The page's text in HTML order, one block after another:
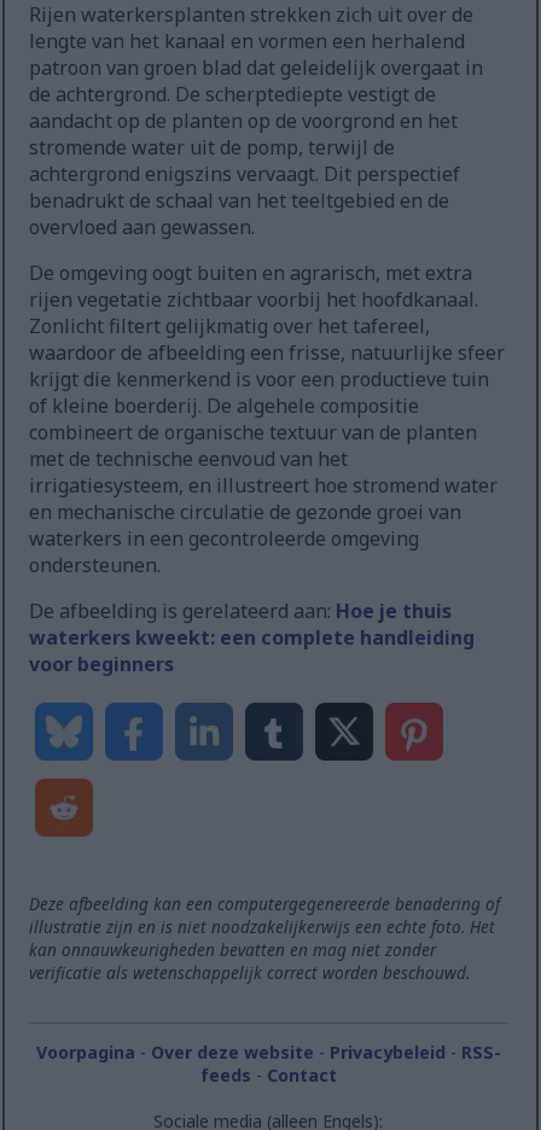
Rijen waterkersplanten strekken zich uit over de
lengte van het kanaal en vormen een herhalend
patroon van groen blad dat geleidelijk overgaat in
de achtergrond. De scherptediepte vestigt de
aandacht op de planten op de voorgrond en het
stromende water uit de pomp, terwijl de
achtergrond enigszins vervaagt. Dit perspectief
benadrukt de schaal van het teeltgebied en de
overvloed aan gewassen.
De omgeving oogt buiten en agrarisch, met extra
rijen vegetatie zichtbaar voorbij het hoofdkanaal.
Zonlicht filtert gelijkmatig over het tafereel,
waardoor de afbeelding een frisse, natuurlijke sfeer
krijgt die kenmerkend is voor een productieve tuin
of kleine boerderij. De algehele compositie
combineert de organische textuur van de planten
met de technische eenvoud van het
irrigatiesysteem, en illustreert hoe stromend water
en mechanische circulatie de gezonde groei van
waterkers in een gecontroleerde omgeving
ondersteunen.
De afbeelding is gerelateerd aan: Hoe je thuis
waterkers kweekt: een complete handleiding
voor beginners
Deze afbeelding kan een computergegenereerde benadering of
illustratie zijn en is niet noodzakelijkerwijs een echte foto. Het
kan onnauwkeurigheden bevatten en mag niet zonder
verificatie als wetenschappelijk correct worden beschouwd.
Voorpagina - Over deze website - Privacybeleid - RSS-
feeds - Contact
Sociale media (alleen Engels):